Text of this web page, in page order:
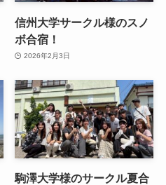
信州大学サークル様のスノ
ボ合宿！
2026年2月3日
駒澤大学様のサークル夏合